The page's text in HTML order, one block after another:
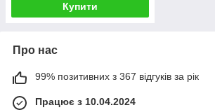
Купити
Про нас
99% позитивних з 367 відгуків за рік
Працює з 10.04.2024